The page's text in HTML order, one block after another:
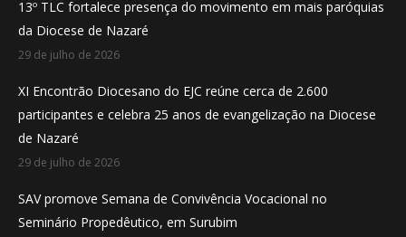
new
window
new
window
new
window
13º TLC fortalece presença do movimento em mais paróquias
da Diocese de Nazaré
29 de julho de 2026
XI Encontrão Diocesano do EJC reúne cerca de 2.600
participantes e celebra 25 anos de evangelização na Diocese
de Nazaré
29 de julho de 2026
SAV promove Semana de Convivência Vocacional no
Seminário Propedêutico, em Surubim